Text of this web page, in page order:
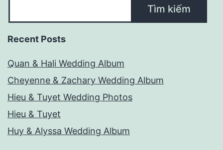
Tìm kiếm
Recent Posts
Quan & Hali Wedding Album
Cheyenne & Zachary Wedding Album
Hieu & Tuyet Wedding Photos
Hieu & Tuyet
Huy & Alyssa Wedding Album